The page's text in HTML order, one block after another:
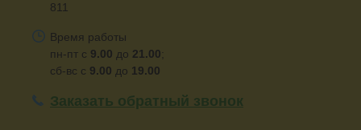
811
Время работы
пн-пт с 9.00 до 21.00;
сб-вс с 9.00 до 19.00
Заказать обратный звонок